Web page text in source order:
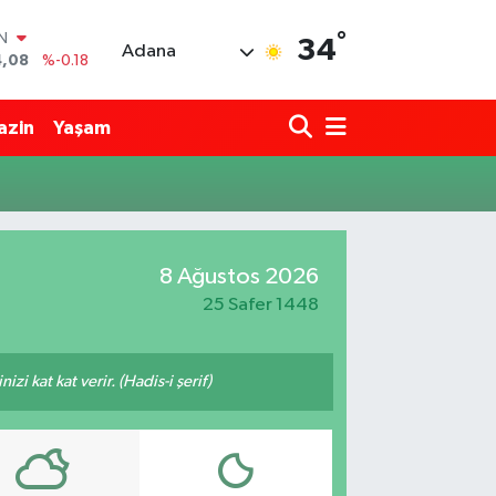
%-0.18
Adana 34°
Yaşam
8 Ağustos 2026
25 Safer 1448
kat kat verir. (Hadis-i şerif)